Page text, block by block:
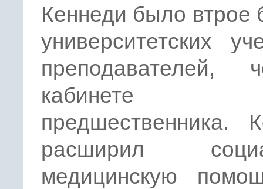
Кеннеди было втрое
университетских
кабинете
предшественника.
расширил
медицинскую